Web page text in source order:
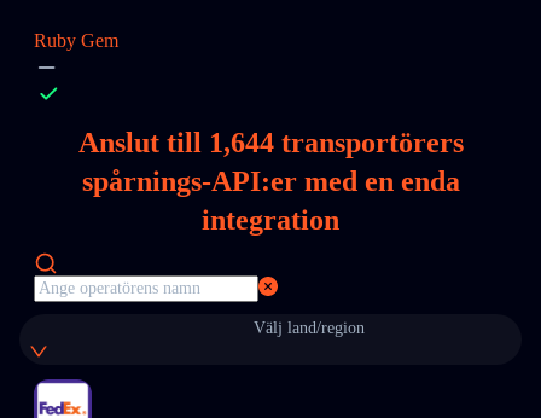
Ruby Gem
Anslut till 1,644transportörers
spårnings-API:er med en enda
integration
Välj land/region